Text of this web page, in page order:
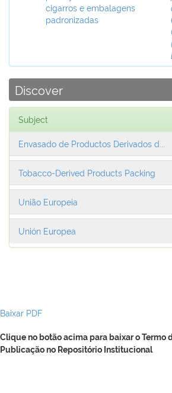
cigarros e embalagens
padronizadas
Discover
Subject
Envasado de Productos Derivados d...
Tobacco-Derived Products Packing
União Europeia
Unión Europea
Baixar PDF
Clique no botão acima para baixar o Termo
Publicação no Repositório Institucional